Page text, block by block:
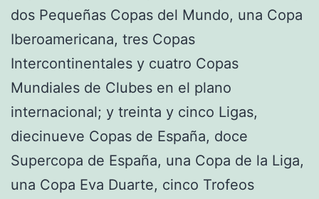
dos Pequeñas Copas del Mundo, una Copa
Iberoamericana, tres Copas
Intercontinentales y cuatro Copas
Mundiales de Clubes en el plano
internacional; y treinta y cinco Ligas,
diecinueve Copas de España, doce
Supercopa de España, una Copa de la Liga,
una Copa Eva Duarte, cinco Trofeos